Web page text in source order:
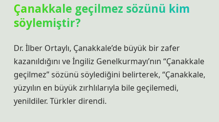
Çanakkale geçilmez sözünü kim
söylemiştir?
Dr. İlber Ortaylı, Çanakkale’de büyük bir zafer
kazanıldığını ve İngiliz Genelkurmayı’nın “Çanakkale
geçilmez” sözünü söylediğini belirterek, “Çanakkale,
yüzyılın en büyük zırhlılarıyla bile geçilemedi,
yenildiler. Türkler direndi.